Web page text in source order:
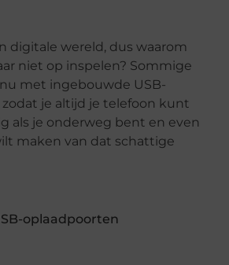
digitale wereld, dus waarom
niet op inspelen? Sommige
met ingebouwde USB-
je altijd je telefoon kunt
als je onderweg bent en even
maken van dat schattige
oplaadpoorten